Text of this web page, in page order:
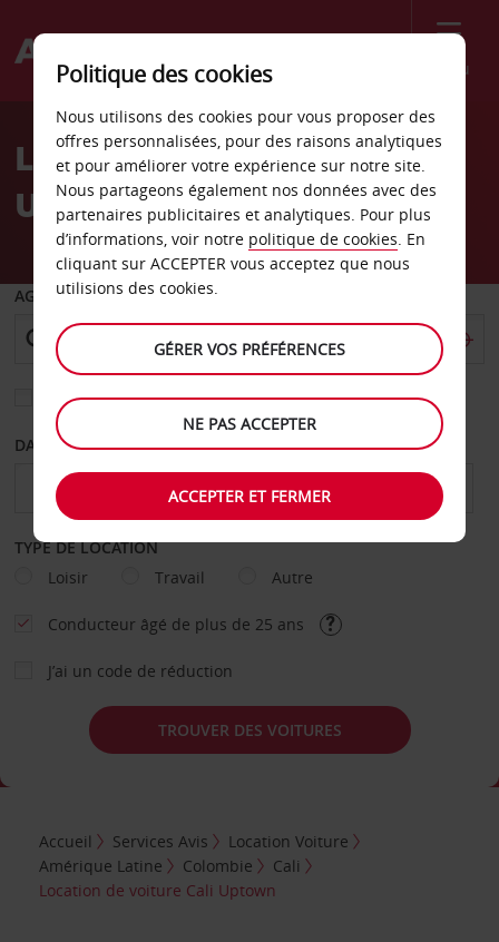
Menu
Welcome
AvisLocation de voiture Cali
Uptown
AGENCE DE DÉPART
Sélectionnez une autre agence de retour
DATE DE DÉPART DATE DE RETOUR
TYPE DE LOCATION
Loisir
Travail Autre
Conducteur âgé de plus de 25 ans
J’ai un code de réduction
TROUVER DES VOITURES
Accueil Services Avis
Location Voiture
Amérique Latine
Colombie
Cali
Location de voiture Cali Uptown
Politique des cookies
Nous utilisons des cookies pour vous proposer des
offres personnalisées, pour des raisons analytiques
et pour améliorer votre expérience sur notre site.
Nous partageons également nos données avec des
partenaires publicitaires et analytiques. Pour plus
d’informations, voir notre politique de cookies. En
cliquant sur ACCEPTER vous acceptez que nous
utilisions des cookies.
GÉRER VOS PRÉFÉRENCES
NE PAS ACCEPTER
ACCEPTER ET FERMER